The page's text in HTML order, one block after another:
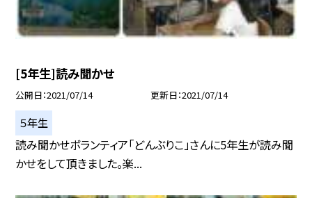
[5年生]読み聞かせ
公開日 2021/07/14 更新日 2021/07/14
５年生
読み聞かせボランティア「どんぶりこ」さんに5年生が読み聞
かせをして頂きました。楽...